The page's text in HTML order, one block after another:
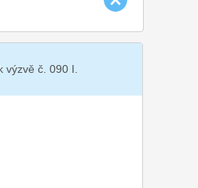
výzvě č. 090 I.